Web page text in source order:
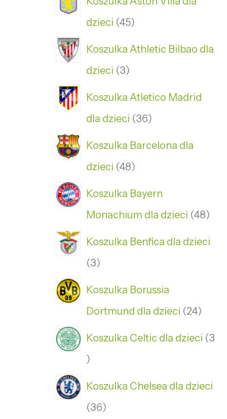
dzieci 45
Koszulka Athletic Bilbao dla
dzieci 3
Koszulka Atletico Madrid
dla dzieci 36
Koszulka Barcelona dla
dzieci 48
Koszulka Bayern
Monachium dla dzieci 48
Koszulka Benfica dla dzieci
3
Koszulka Borussia
Dortmund dla dzieci 24
Koszulka Celtic dla dzieci 3
Koszulka Chelsea dla dzieci
36